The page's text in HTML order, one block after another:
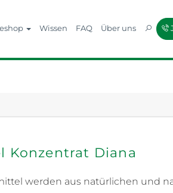
Wissen FAQ Über uns
Konzentrat Diana
werden aus natürlichen und